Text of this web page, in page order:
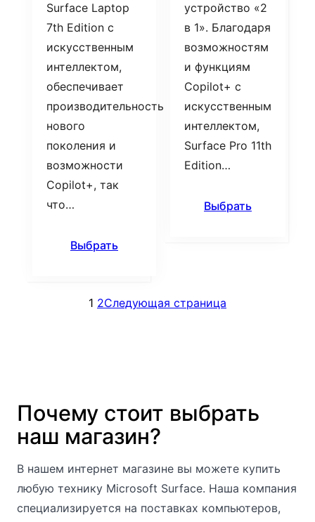
Surface Laptop
7th Edition с
искусственным
интеллектом,
обеспечивает
производительность
нового
поколения и
возможности
Copilot+, так
что…
Выбрать
устройство «2
в 1». Благодаря
возможностям
и функциям
Copilot+ с
искусственным
интеллектом,
Surface Pro 11th
Edition…
Выбрать
1 2Следующая страница
Почему стоит выбрать
наш магазин?
В нашем интернет магазине вы можете купить
любую технику Microsoft Surface. Наша компания
специализируется на поставках компьютеров,